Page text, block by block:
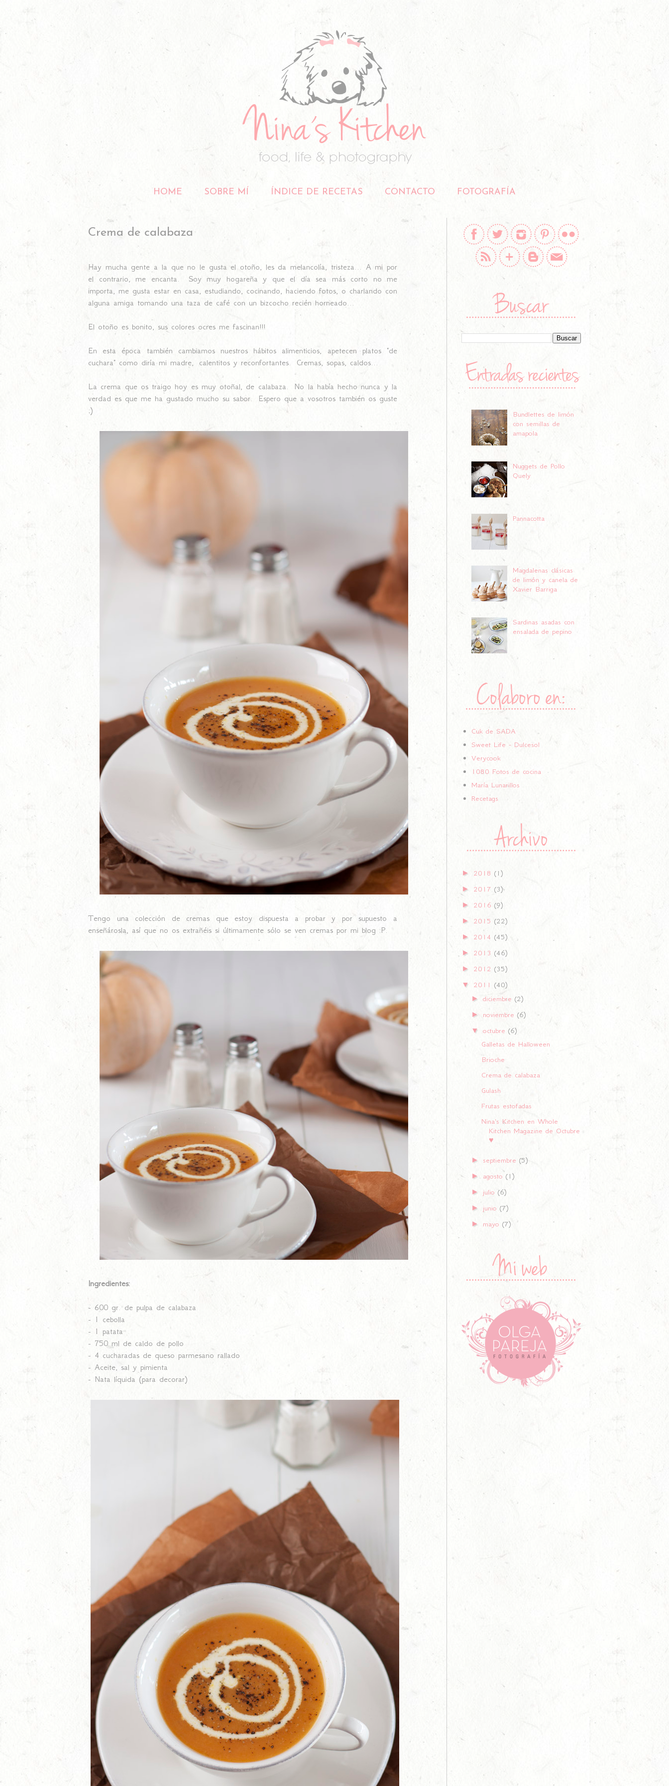
HOME SOBRE MÍ ÍNDICE DE RECETAS CONTACTO FOTOGRAFÍA
Crema de calabaza
Hay mucha gente a la que no le gusta el otoño, les da melancolía, tristeza... A mi por
el contrario, me encanta. Soy muy hogareña y que el día sea más corto no me
importa, me gusta estar en casa, estudiando, cocinando, haciendo fotos, o charlando con
alguna amiga tomando una taza de café con un bizcocho recién horneado...
El otoño es bonito, sus colores ocres me fascinan!!!
En esta época también cambiamos nuestros hábitos alimenticios, apetecen platos "de
cuchara" como diría mi madre, calentitos y reconfortantes. Cremas, sopas, caldos...
La crema que os traigo hoy es muy otoñal, de calabaza. No la había hecho nunca y la
verdad es que me ha gustado mucho su sabor. Espero que a vosotros también os guste
;)
Tengo una colección de cremas que estoy dispuesta a probar y por supuesto a
enseñárosla, así que no os extrañéis si últimamente sólo se ven cremas por mi blog :P.
Ingredientes:
- 600 gr. de pulpa de calabaza
- 1 cebolla
- 1 patata
- 750 ml de caldo de pollo
- 4 cucharadas de queso parmesano rallado
- Aceite, sal y pimienta
- Nata líquida (para decorar)
Bundlettes de limón
con semillas de
amapola
Nuggets de Pollo
Quely
Pannacotta
Magdalenas clásicas
de limón y canela de
Xavier Barriga
Sardinas asadas con
ensalada de pepino
Cuk de SADA
Sweet Life - Dulcesol
Verycook
1080 Fotos de cocina
María Lunarillos
Recetags
► 2018 (1)
► 2017 (3)
► 2016 (9)
► 2015 (22)
► 2014 (45)
► 2013 (46)
► 2012 (35)
▼ 2011 (40)
►diciembre(2)
► noviembre(6)
▼octubre(6)
Galletas de Halloween
Brioche
Crema de calabaza
Gulash
Frutas estofadas
Nina's Kitchen en Whole
Kitchen Magazine de Octubre
♥
► septiembre(5)
► agosto(1)
► julio(6)
► junio(7)
► mayo(7)